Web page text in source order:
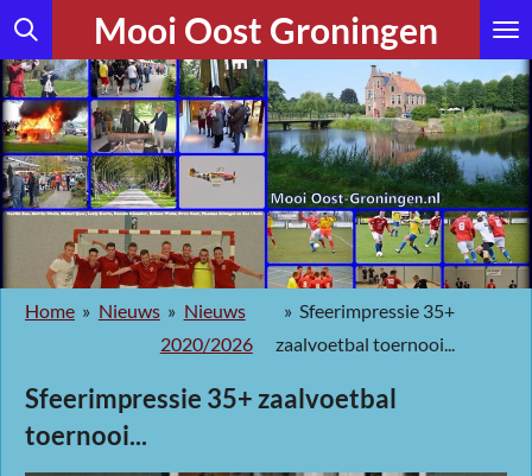
Ga
direct
naar
de
hoofdinhoud
Mooi Oost Groningen
Home » Nieuws » Nieuws
2020/2026
» Sfeerimpressie 35+
zaalvoetbal toernooi...
Sfeerimpressie 35+ zaalvoetbal
toernooi...